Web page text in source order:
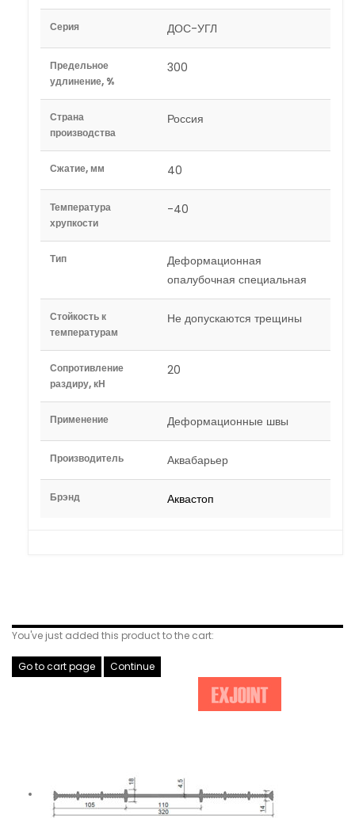
Серия ДОС-УГЛ
Предельное
удлинение, %
300
Страна
производства
Россия
Сжатие, мм 40
Температура
хрупкости
-40
Тип
Деформационная
опалубочная специальная
Стойкость к
температурам
Не допускаются трещины
Сопротивление
раздиру, кН
20
Применение Деформационные швы
Производитель Аквабарьер
Брэнд Аквастоп
You've just added this product to the cart:
Go to cart page Continue